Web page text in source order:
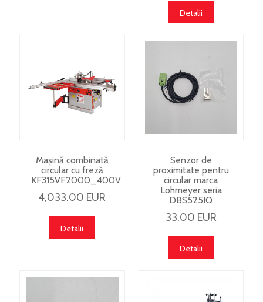
Detalii
Mașină combinată
circular cu freză
KF315VF2000_400V
4,033.00 EUR
Detalii
Senzor de
proximitate pentru
circular marca
Lohmeyer seria
DBS525IQ
33.00 EUR
Detalii